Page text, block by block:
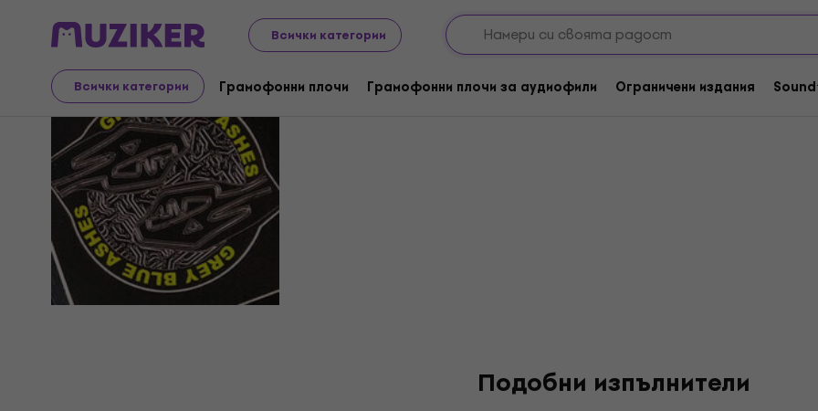
Всички категории
Всички категории Грамофонни плочи Грамофонни плочи за аудиофили Ограничени издания
Grey Blue Ashes
Подобни изпълнители